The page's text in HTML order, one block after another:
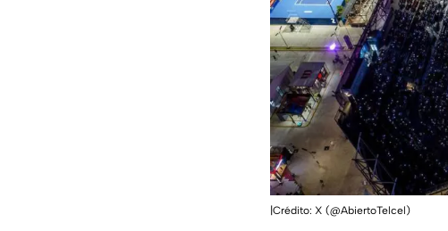
|Crédito: X (@AbiertoTelcel)